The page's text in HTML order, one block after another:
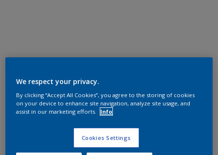
We respect your privacy.
By clicking “Accept All Cookies”, you agree to the storing of cookies
on your device to enhance site navigation, analyze site usage, and
assist in our marketing efforts.
Info
Cookies Settings